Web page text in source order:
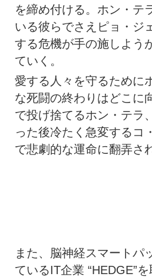
を締め付ける。ホン・テ
いる彼らでさえピョ・ジ
する危機が手の施しよう
ていく。
愛する人々を守るために
な死闘の終わりはどこに
で投げ捨てるホン・テラ
った後冷たく急変するコ
で悲劇的な運命に翻弄さ
また、脳神経スマートパ
ているIT企業 “HEDGE”